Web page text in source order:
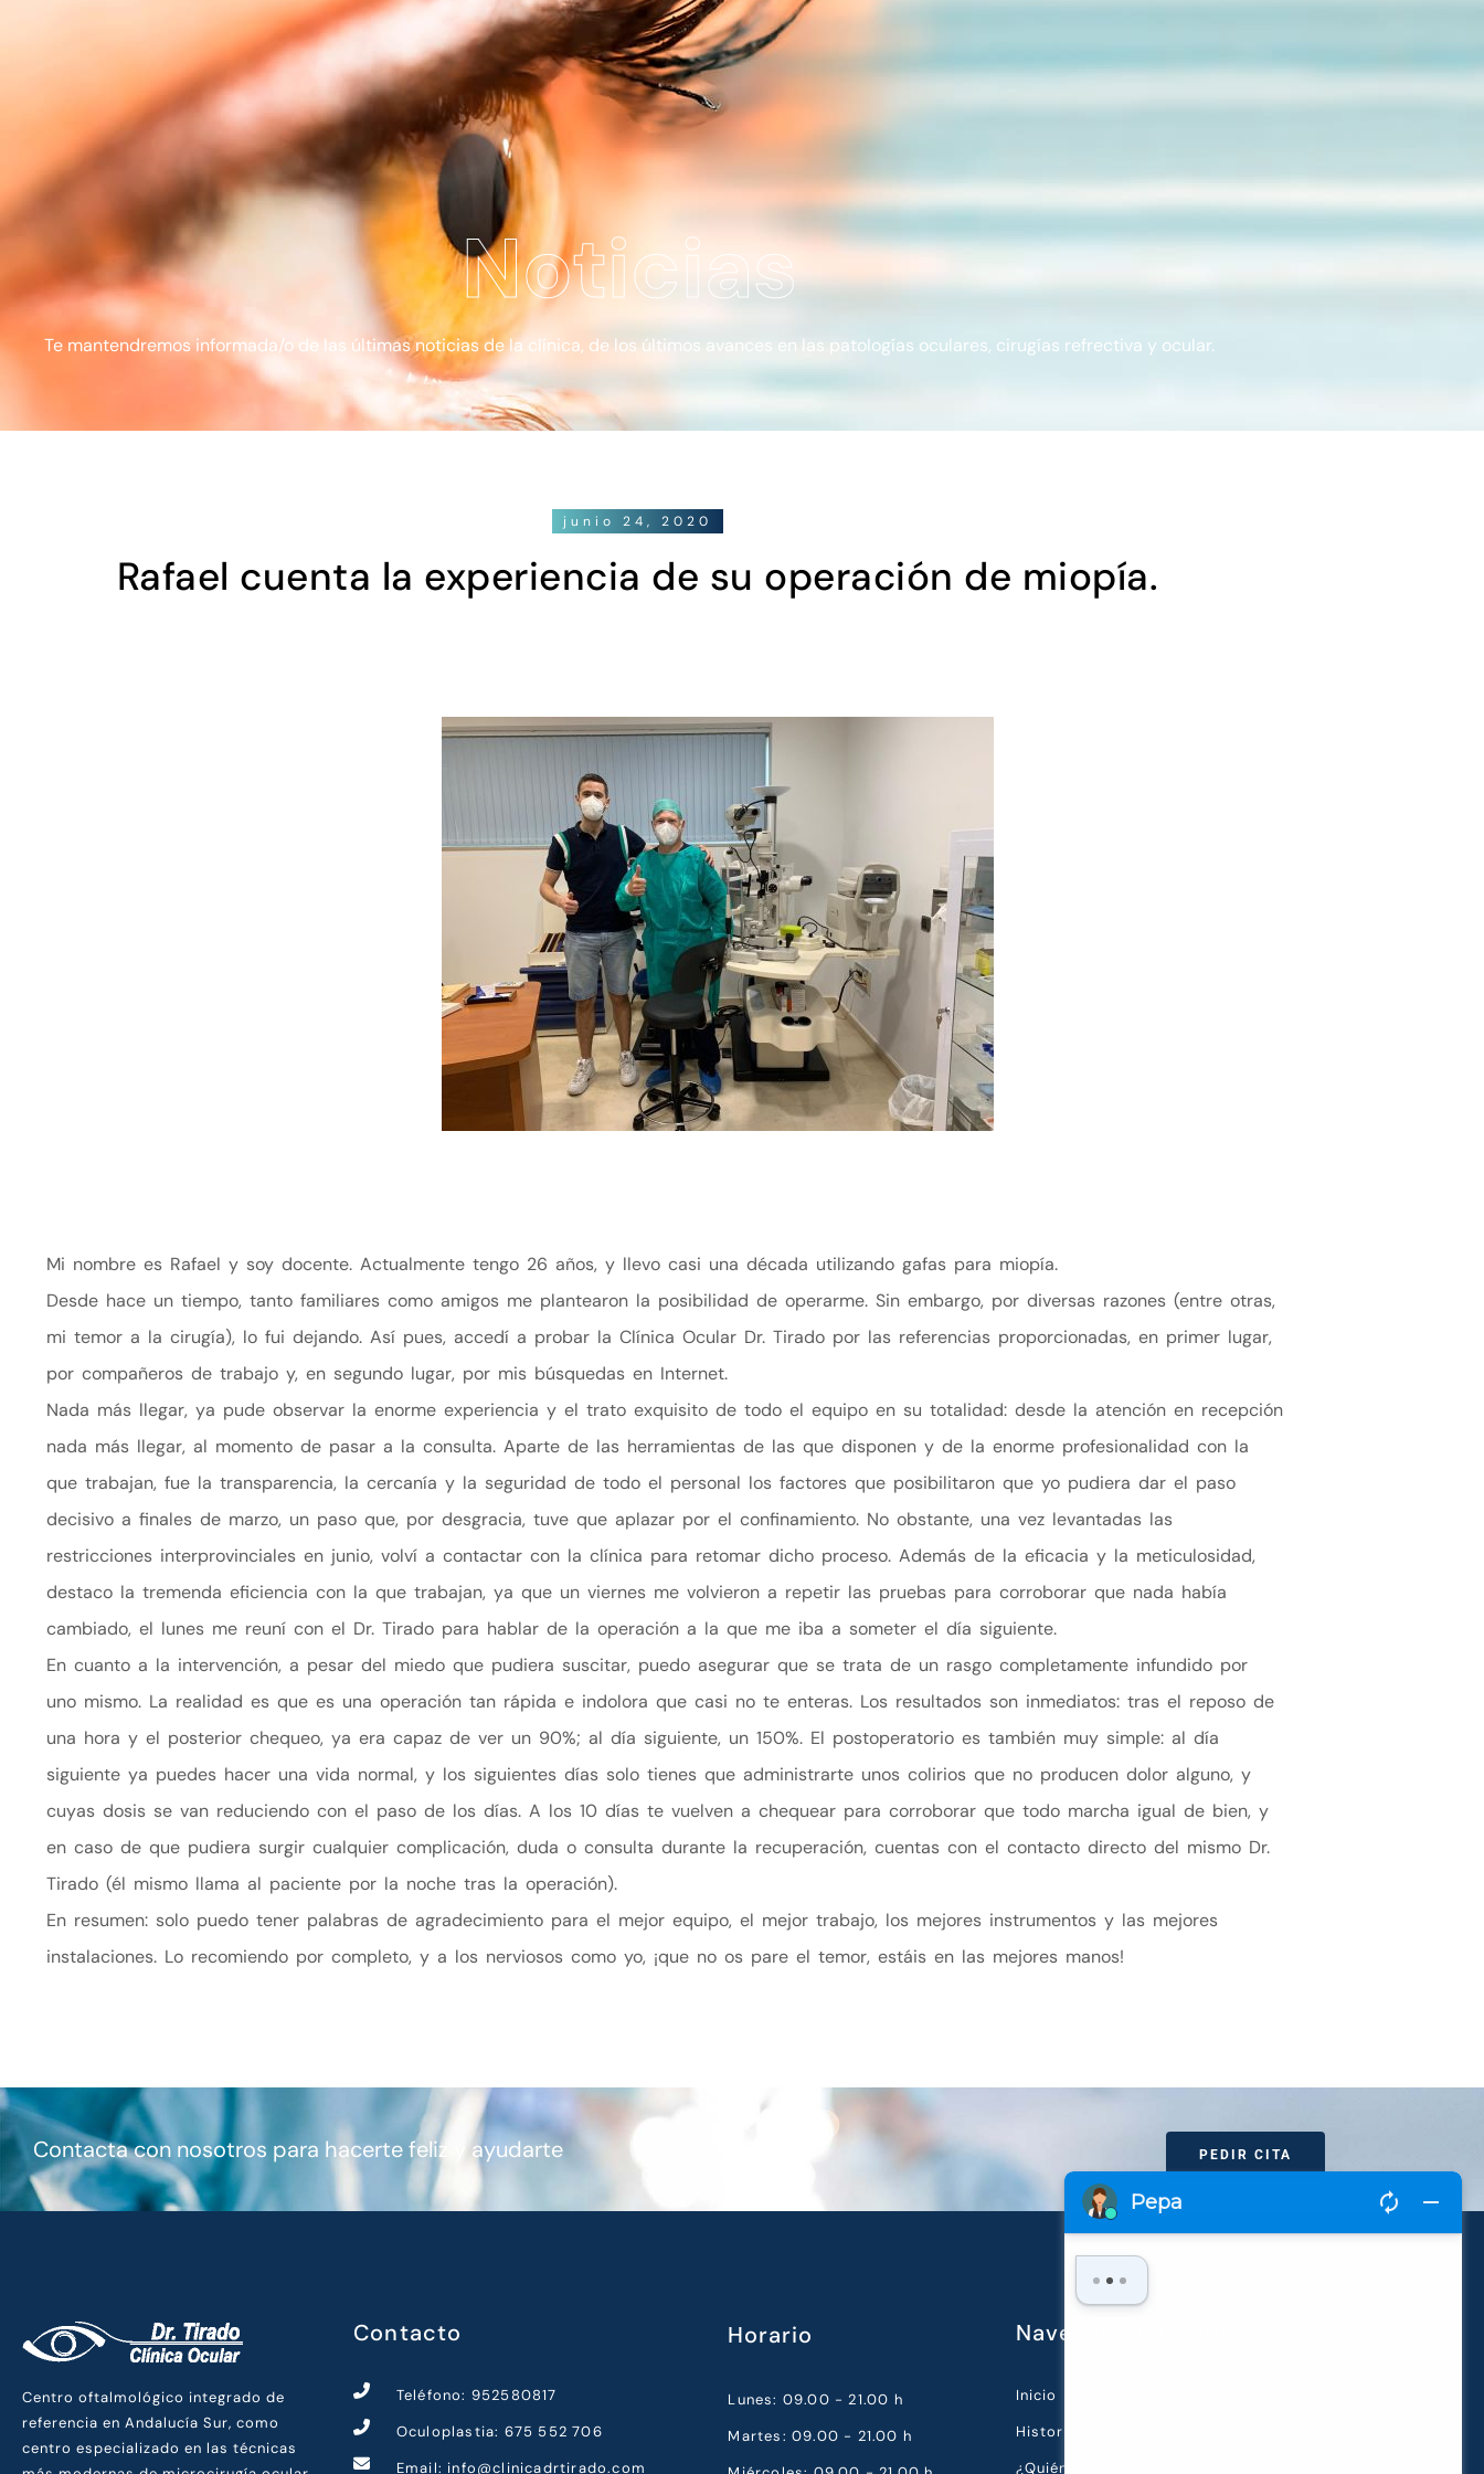
Noticias
Te mantendremos informada/o de las últimas noticias de la clínica, de los últimos avances en las patologías oculares, cirugías refrectiva y ocular.
junio 24, 2020
Rafael cuenta la experiencia de su operación de miopía.
Mi nombre es Rafael y soy docente. Actualmente tengo 26 años, y llevo casi una década utilizando gafas para miopía.
Desde hace un tiempo, tanto familiares como amigos me plantearon la posibilidad de operarme. Sin embargo, por diversas razones (entre otras,
mi temor a la cirugía), lo fui dejando. Así pues, accedí a probar la Clínica Ocular Dr. Tirado por las referencias proporcionadas, en primer lugar,
por compañeros de trabajo y, en segundo lugar, por mis búsquedas en Internet.
Nada más llegar, ya pude observar la enorme experiencia y el trato exquisito de todo el equipo en su totalidad: desde la atención en recepción
nada más llegar, al momento de pasar a la consulta. Aparte de las herramientas de las que disponen y de la enorme profesionalidad con la
que trabajan, fue la transparencia, la cercanía y la seguridad de todo el personal los factores que posibilitaron que yo pudiera dar el paso
decisivo a finales de marzo, un paso que, por desgracia, tuve que aplazar por el confinamiento. No obstante, una vez levantadas las
restricciones interprovinciales en junio, volví a contactar con la clínica para retomar dicho proceso. Además de la eficacia y la meticulosidad,
destaco la tremenda eficiencia con la que trabajan, ya que un viernes me volvieron a repetir las pruebas para corroborar que nada había
cambiado, el lunes me reuní con el Dr. Tirado para hablar de la operación a la que me iba a someter el día siguiente.
En cuanto a la intervención, a pesar del miedo que pudiera suscitar, puedo asegurar que se trata de un rasgo completamente infundido por
uno mismo. La realidad es que es una operación tan rápida e indolora que casi no te enteras. Los resultados son inmediatos: tras el reposo de
una hora y el posterior chequeo, ya era capaz de ver un 90%; al día siguiente, un 150%. El postoperatorio es también muy simple: al día
siguiente ya puedes hacer una vida normal, y los siguientes días solo tienes que administrarte unos colirios que no producen dolor alguno, y
cuyas dosis se van reduciendo con el paso de los días. A los 10 días te vuelven a chequear para corroborar que todo marcha igual de bien, y
en caso de que pudiera surgir cualquier complicación, duda o consulta durante la recuperación, cuentas con el contacto directo del mismo Dr.
Tirado (él mismo llama al paciente por la noche tras la operación).
En resumen: solo puedo tener palabras de agradecimiento para el mejor equipo, el mejor trabajo, los mejores instrumentos y las mejores
instalaciones. Lo recomiendo por completo, y a los nerviosos como yo, ¡que no os pare el temor, estáis en las mejores manos!
Contacta con nosotros para hacerte feliz y ayudarte PEDIR CITA
Centro oftalmológico integrado de
referencia en Andalucía Sur, como
centro especializado en las técnicas
Contacto
Teléfono: 952580817
Oculoplastia: 675 552 706
Email: info@clinicadrtirado.com
Horario
Lunes: 09.00 - 21.00 h
Martes: 09.00 - 21.00 h
Navegación rápida
Inicio
Historia de la Clínica
¿Quiénes Somos?